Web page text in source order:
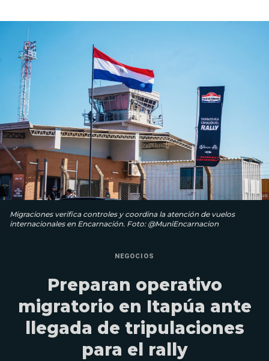
Migraciones verifica controles y coordina la atención de vuelos
internacionales en Encarnación. Foto: @MuniEncarnacion
NEGOCIOS
Preparan operativo
migratorio en Itapúa ante
llegada de tripulaciones
para el rally